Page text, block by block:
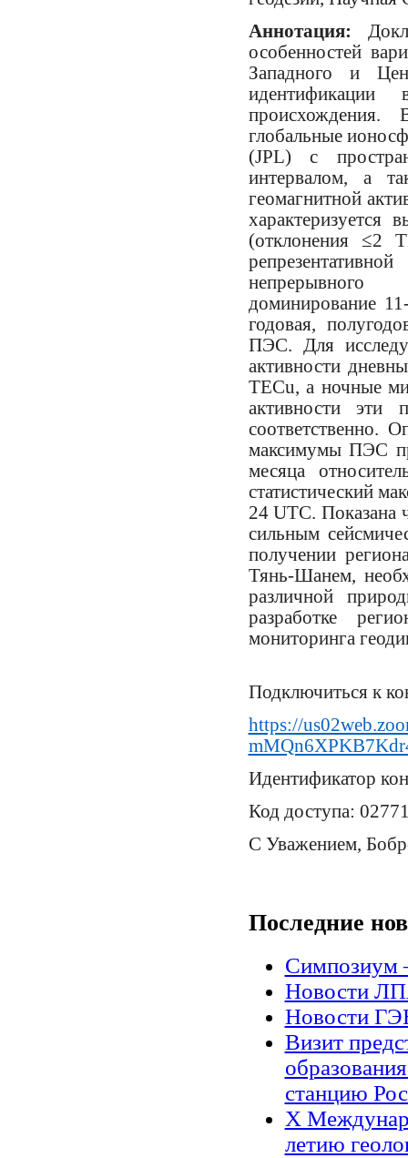
Аннотация:
особенностей
Западного и
происхождения.
глобальные
(JPL) с
интервалом, а
геомагнитной
характеризуется
(отклонения ≤2
непрерывного
доминирование
годовая,
ПЭС. Для
активности
TECu, а ночные
активности
соответственно.
максимумы ПЭС
месяца
статистический
24 UTC. Показана
сильным
получении
Тянь-Шанем,
различной
разработке
мониторинга
Подключиться к
https://
Идентификатор
Код доступа:
С Уважением,
Последние
Симпозиум
Новости
Новости
Визит
станцию
X
летию